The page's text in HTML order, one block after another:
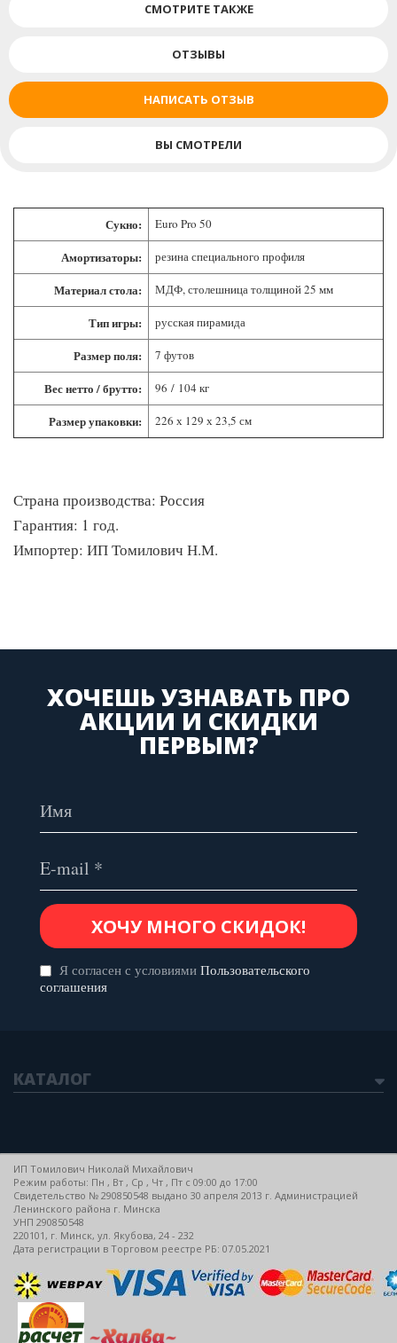
СМОТРИТЕ ТАКЖЕ
ОТЗЫВЫ
НАПИСАТЬ ОТЗЫВ
ВЫ СМОТРЕЛИ
Сукно: Euro Pro 50
Амортизаторы: резина специального профиля
Материал стола: МДФ, столешница толщиной 25 мм
Тип игры: русская пирамида
Размер поля: 7 футов
Вес нетто / брутто: 96 / 104 кг
Размер упаковки: 226 х 129 х 23,5 см
Страна производства: Россия
Гарантия: 1 год.
Импортер: ИП Томилович Н.М.
ХОЧЕШЬ УЗНАВАТЬ ПРО
АКЦИИ И СКИДКИ
ПЕРВЫМ?
Я согласен с условиями Пользовательского
соглашения
КАТАЛОГ
ИП Томилович Николай Михайлович
Режим работы: Пн , Вт , Ср , Чт , Пт c 09:00 до 17:00
Свидетельство № 290850548 выдано 30 апреля 2013 г. Администрацией
Ленинского района г. Минска
УНП 290850548
220101, г. Минск, ул. Якубова, 24 - 232
Дата регистрации в Торговом реестре РБ: 07.05.2021